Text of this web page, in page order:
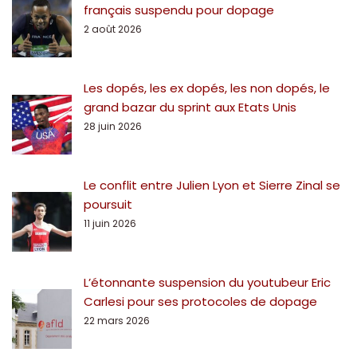
français suspendu pour dopage
2 août 2026
Les dopés, les ex dopés, les non dopés, le
grand bazar du sprint aux Etats Unis
28 juin 2026
Le conflit entre Julien Lyon et Sierre Zinal se
poursuit
11 juin 2026
L’étonnante suspension du youtubeur Eric
Carlesi pour ses protocoles de dopage
22 mars 2026